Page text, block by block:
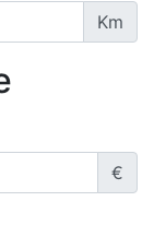
Km
€